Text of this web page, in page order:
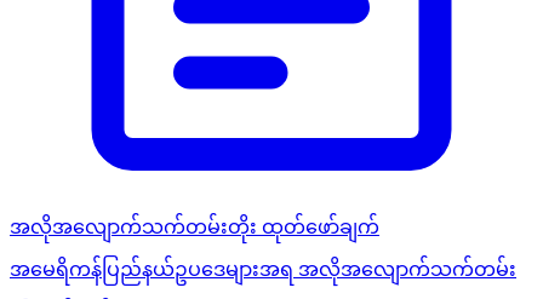
အလိုအလျောက်သက်တမ်းတိုး ထုတ်ဖော်ချက်
အမေရိကန်ပြည်နယ်ဥပဒေများအရ အလိုအလျောက်သက်တမ်း